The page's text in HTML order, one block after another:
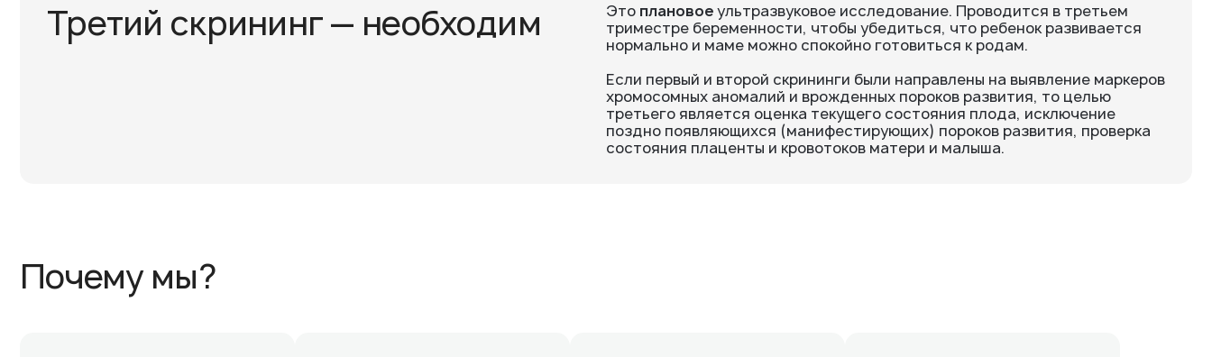
Третий скрининг — необходим Это плановоеультразвуковое исследование. Проводится в третьем
триместре беременности, чтобы убедиться, что ребенок развивается
нормально и маме можно спокойно готовиться к родам.
Если первый и второй скрининги были направлены на выявление маркеров
хромосомных аномалий и врожденных пороков развития, то целью
третьего является оценка текущего состояния плода, исключение
поздно появляющихся (манифестирующих) пороков развития, проверка
состояния плаценты и кровотоков матери и малыша.
Почему мы?